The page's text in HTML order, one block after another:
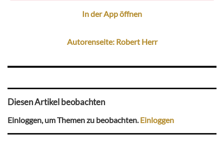
In der App öffnen
Autorenseite: Robert Herr
Diesen Artikel beobachten
Einloggen, um Themen zu beobachten.Einloggen